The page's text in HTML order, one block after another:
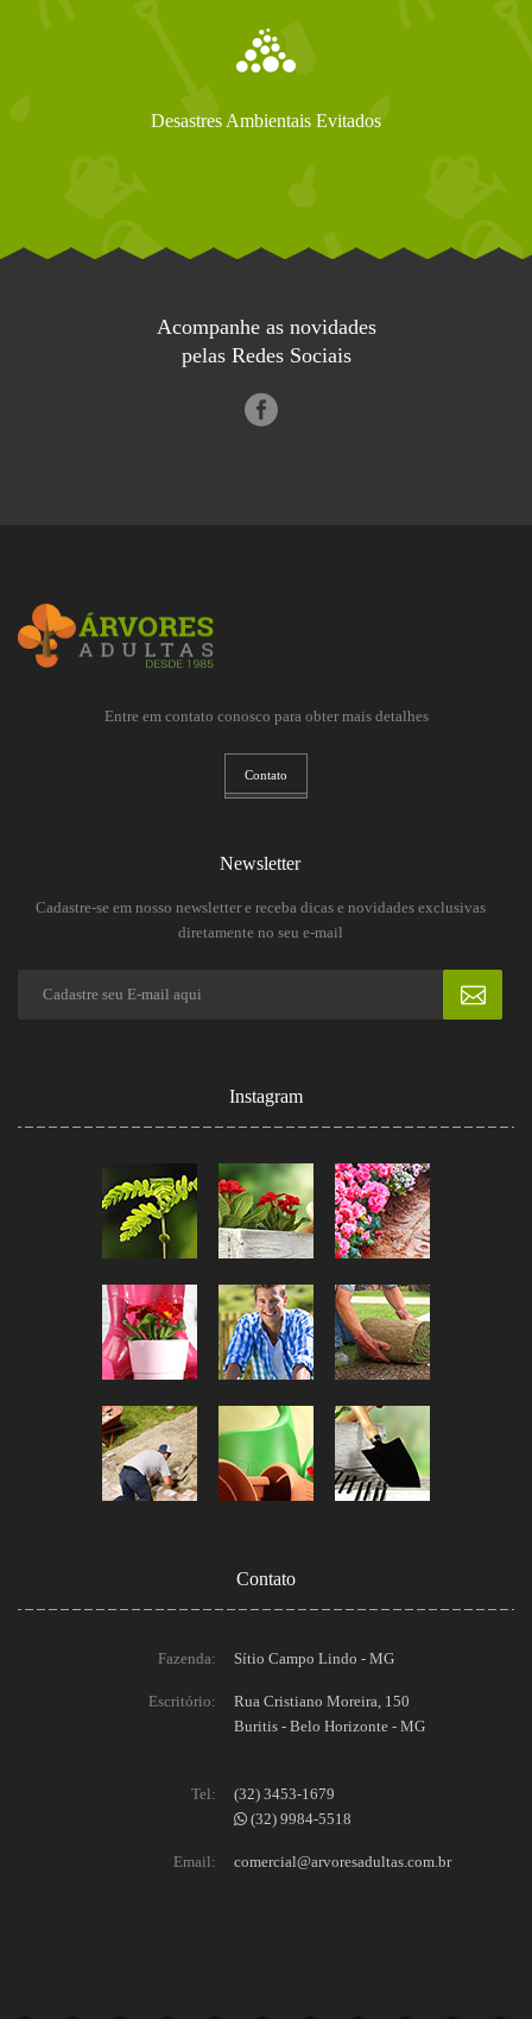
Desastres Ambientais Evitados
Acompanhe as novidades
pelas Redes Sociais
Entre em contato conosco para obter mais detalhes
Contato
Newsletter
Cadastre-se em nosso newsletter e receba dicas e novidades exclusivas
diretamente no seu e-mail
Instagram
Contato
Fazenda: Sítio Campo Lindo - MG
Escritório:
Rua Cristiano Moreira, 150
Buritis - Belo Horizonte - MG
Tel:
(32) 3453-1679
(32) 9984-5518
Email: comercial@arvoresadultas.com.br